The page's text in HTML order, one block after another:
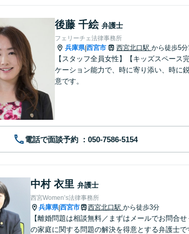
後藤 千絵 弁護士
フェリーチェ法律事務所
兵庫県|西宮市 西宮北口駅 から徒歩5分
【スタッフ全員女性】【キッズスペー
ケーション能力で、時に寄り添い、時に
意です。
電話で面談予約
中村 衣里 弁護士
西宮Women’s法律事務所
兵庫県|西宮市 西宮北口駅 から徒歩3分
【離婚問題は相談無料／まずはメールでお問合
の家庭に関する問題の解決を得意とする弁護士